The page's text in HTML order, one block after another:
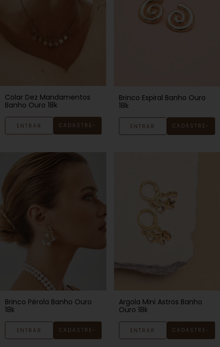
Colar Dez Mandamentos
Banho Ouro 18k
ENTRAR CADASTRE-
Brinco Espiral Banho Ouro
18k
ENTRAR CADASTRE-
Brinco Pérola Banho Ouro
18k
ENTRAR CADASTRE-
Argola Mini Astros Banho
Ouro 18k
ENTRAR CADASTRE-